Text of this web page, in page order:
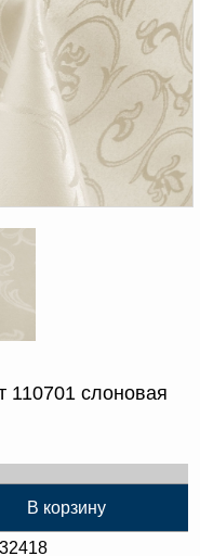
110701 слоновая
В корзину
Добавить